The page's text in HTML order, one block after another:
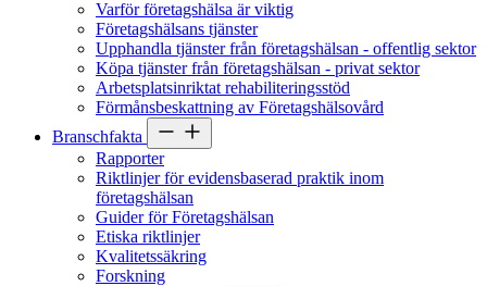
Varför företagshälsa är viktig
Företagshälsans tjänster
Upphandla tjänster från företagshälsan - offentlig sektor
Köpa tjänster från företagshälsan - privat sektor
Arbetsplatsinriktat rehabiliteringsstöd
Förmånsbeskattning av Företagshälsovård
Branschfakta
Rapporter
Riktlinjer för evidensbaserad praktik inom
företagshälsan
Guider för Företagshälsan
Etiska riktlinjer
Kvalitetssäkring
Forskning